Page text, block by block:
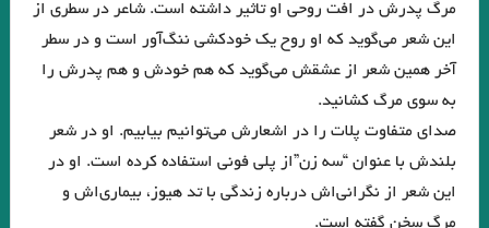
Namiq Hewrami . ترجمه : زانا_کوردستانی خالق نوساز صورتگر
” زبان من جهان من است “ .یارعلی پور مقدم
چشم بندها . زیگفرید لنتس .برگردان : پويا ميرچي . انتشارات نگارنده هستي
داستان کوتاه پرواز، نوشته دوریس لسینگ
امیر ارسلان به عنوان “رمانس”. فصل چهاردم . جواد اسحاقیان
مرگ پدرش در افت روحی او تاثیر داشته است. شاعر در سطری از
این شعر می‌گوید که او روح یک خودکشی ننگ‌آور است و در سطر
آخر همین شعر از عشقش می‌گوید که هم خودش و هم پدرش را
به سوی مرگ کشانید.
صدای متفاوت پلات را در اشعارش می‌توانیم بیابیم. او در شعر
بلندش با عنوان “سه زن”از پلی فونی استفاده کرده است. او در
این شعر از نگرانی‌اش درباره زندگی با تد هیوز، بیماری‌اش و
مرگ سخن گفته است.